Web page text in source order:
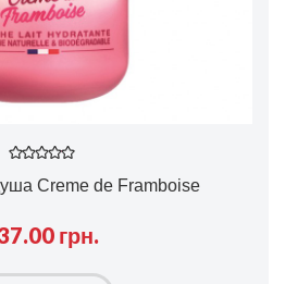
Creme de Framboise
грн.